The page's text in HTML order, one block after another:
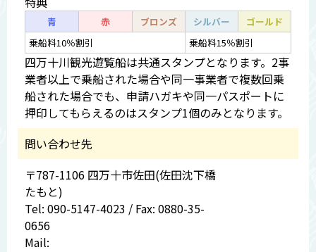
青 赤 ブロンズ シルバー
ゴールド
乗船料10％割引
乗船料15％割引
四万十川観光遊覧船は共通スタンプとなります。2事
業者以上で乗船された場合や同一事業者で複数回乗
船された場合でも、申請ハガキや同一パスポートに
押印してもらえるのはスタンプ1個のみとなります。
問い合わせ先
〒787-1106 四万十市佐田(佐田沈下橋
たもと)
Tel: 090-5147-4023 / Fax: 0880-35-
0656
Mail: